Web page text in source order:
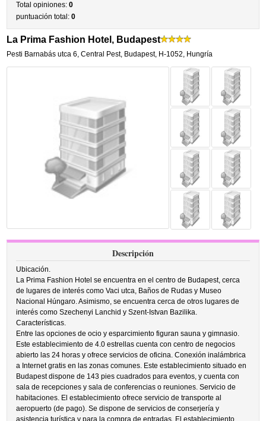
Total opiniones:0
puntuación total:0
La Prima Fashion Hotel, Budapest
Pesti Barnabás utca 6,Central Pest, Budapest, H-1052, Hungría
Descripción
Ubicación.
La Prima Fashion Hotel se encuentra en el centro de Budapest, cerca
de lugares de interés como Vaci utca, Baños de Rudas y Museo
Nacional Húngaro. Asimismo, se encuentra cerca de otros lugares de
interés como Szechenyi Lanchid y Szent-Istvan Bazilika.
Características.
Entre las opciones de ocio y esparcimiento figuran sauna y gimnasio.
Este establecimiento de 4.0 estrellas cuenta con centro de negocios
abierto las 24 horas y ofrece servicios de oficina. Conexión inalámbrica
a Internet gratis en las zonas comunes. Este establecimiento situado en
Budapest dispone de 143 pies cuadrados para eventos, y cuenta con
sala de recepciones y sala de conferencias o reuniones. Servicio de
habitaciones. El establecimiento ofrece servicio de transporte al
aeropuerto (de pago). Se dispone de servicios de conserjería y
asistencia turística y para la compra de entradas. El establecimiento